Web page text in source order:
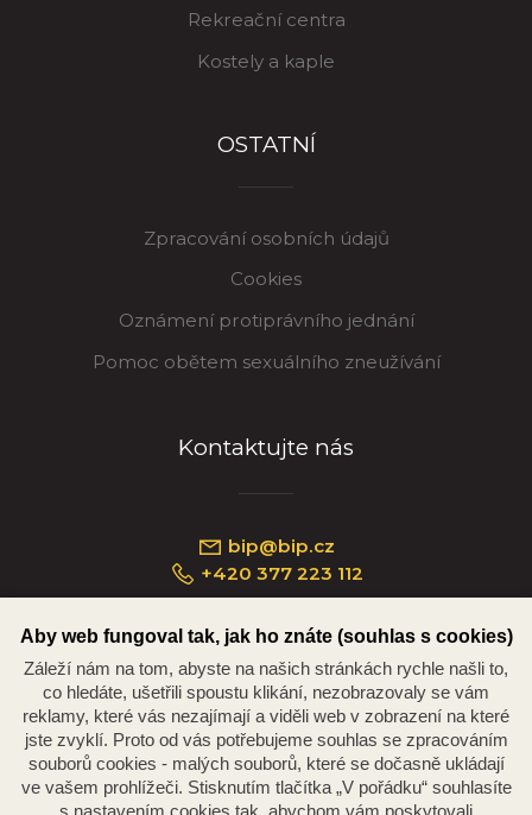
Rekreační centra
Kostely a kaple
OSTATNÍ
Zpracování osobních údajů
Cookies
Oznámení protiprávního jednání
Pomoc obětem sexuálního zneužívání
Kontaktujte nás
bip@bip.cz
+420 377 223 112
Náměstí Republiky 234/35, 301 00 Plzeň
Aby web fungoval tak, jak ho znáte (souhlas s cookies)
Záleží nám na tom, abyste na našich stránkách rychle našli to,
co hledáte, ušetřili spoustu klikání, nezobrazovaly se vám
reklamy, které vás nezajímají a viděli web v zobrazení na které
jste zvyklí. Proto od vás potřebujeme souhlas se zpracováním
souborů cookies - malých souborů, které se dočasně ukládají
ve vašem prohlížeči. Stisknutím tlačítka „V pořádku“ souhlasíte